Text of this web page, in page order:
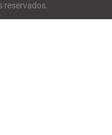
reservados.